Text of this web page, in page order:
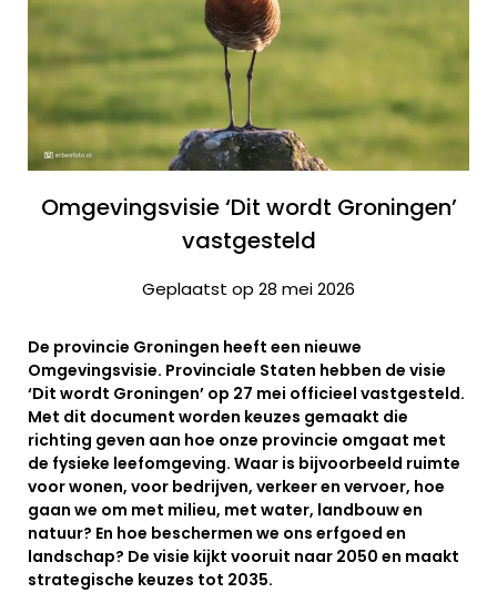
Omgevingsvisie ‘Dit wordt Groningen’
vastgesteld
Geplaatst op 28 mei 2026
De provincie Groningen heeft een nieuwe
Omgevingsvisie. Provinciale Staten hebben de visie
‘Dit wordt Groningen’ op 27 mei officieel vastgesteld.
Met dit document worden keuzes gemaakt die
richting geven aan hoe onze provincie omgaat met
de fysieke leefomgeving. Waar is bijvoorbeeld ruimte
voor wonen, voor bedrijven, verkeer en vervoer, hoe
gaan we om met milieu, met water, landbouw en
natuur? En hoe beschermen we ons erfgoed en
landschap? De visie kijkt vooruit naar 2050 en maakt
strategische keuzes tot 2035.